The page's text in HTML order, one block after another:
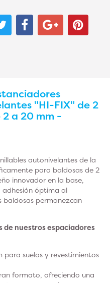
"HI-FIX" de 2
a 20 mm -
autonivelantes de la
para baldosas de 2
innovador en la base,
adhesión óptima al
baldosas permanezcan
de nuestros espaciadores
suelos y revestimientos
formato, ofreciendo una